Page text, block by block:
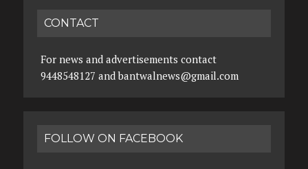
CONTACT
For news and advertisements contact
9448548127 and bantwalnews@gmail.com
FOLLOW ON FACEBOOK